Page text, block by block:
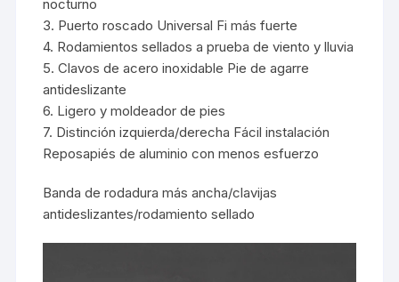
nocturno
3. Puerto roscado Universal Fi más fuerte
4. Rodamientos sellados a prueba de viento y lluvia
5. Clavos de acero inoxidable Pie de agarre
antideslizante
6. Ligero y moldeador de pies
7. Distinción izquierda/derecha Fácil instalación
Reposapiés de aluminio con menos esfuerzo
Banda de rodadura más ancha/clavijas
antideslizantes/rodamiento sellado